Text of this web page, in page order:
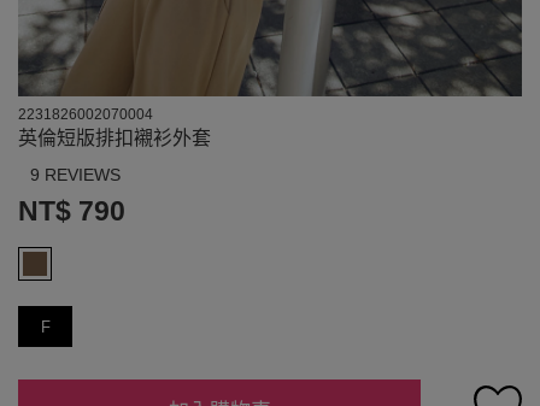
2231826002070004
英倫短版排扣襯衫外套
9 REVIEWS
NT$ 790
F